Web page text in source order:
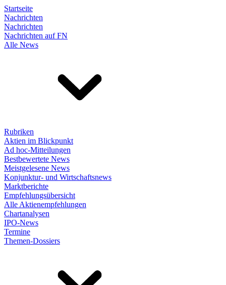
Startseite
Nachrichten
Nachrichten
Nachrichten auf FN
Alle News
Rubriken
Aktien im Blickpunkt
Ad hoc-Mitteilungen
Bestbewertete News
Meistgelesene News
Konjunktur- und Wirtschaftsnews
Marktberichte
Empfehlungsübersicht
Alle Aktienempfehlungen
Chartanalysen
IPO-News
Termine
Themen-Dossiers